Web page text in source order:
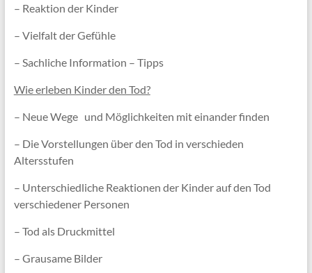
– Reaktion der Kinder
– Vielfalt der Gefühle
– Sachliche Information – Tipps
Wie erleben Kinder den Tod?
– Neue Wege und Möglichkeiten mit einander finden
– Die Vorstellungen über den Tod in verschieden
Altersstufen
– Unterschiedliche Reaktionen der Kinder auf den Tod
verschiedener Personen
– Tod als Druckmittel
– Grausame Bilder